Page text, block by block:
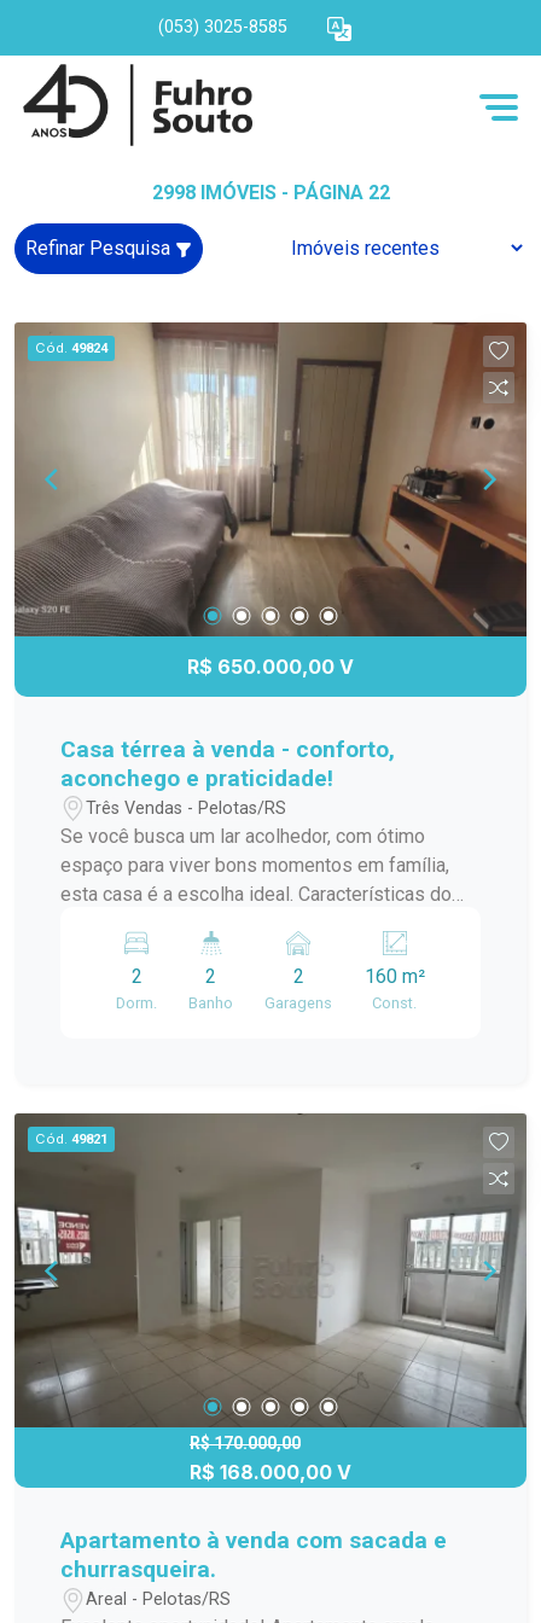
(053) 3025-8585
2998 IMÓVEIS - PÁGINA 22
Refinar Pesquisa
Cód. 49824
R$ 650.000,00 V
Casa térrea à venda - conforto,
aconchego e praticidade!
Três Vendas - Pelotas/RS
Se você busca um lar acolhedor, com ótimo
espaço para viver bons momentos em família,
esta casa é a escolha ideal. Características do
com lareira Cozinha americana com móveis
planejados e eletrodomésticos Diferenciais:
Espaço gourmet com lareira e churrasqueira
acesso, perfeita para quem valoriza qualidade de
vida. Uma casa térrea completa, que une
venha conhecer!
2
Dorm.
2
Banho
2
Garagens
160 m²
Const.
Cód. 49821
R$ 170.000,00
R$ 168.000,00 V
Apartamento à venda com sacada e
churrasqueira.
Areal - Pelotas/RS